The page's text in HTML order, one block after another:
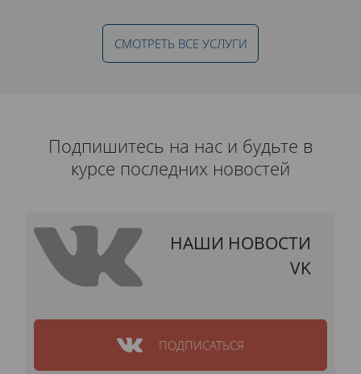
СМОТРЕТЬ ВСЕ УСЛУГИ
Подпишитесь на нас и будьте в
курсе последних новостей
НАШИ НОВОСТИ
VK
ПОДПИСАТЬСЯ